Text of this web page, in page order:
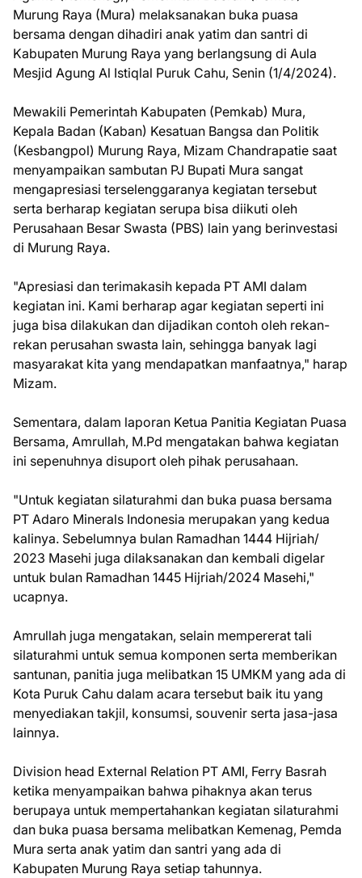
Murung Raya (Mura) melaksanakan buka puasa
bersama dengan dihadiri anak yatim dan santri di
Kabupaten Murung Raya yang berlangsung di Aula
Mesjid Agung Al Istiqlal Puruk Cahu, Senin (1/4/2024).
Mewakili Pemerintah Kabupaten (Pemkab) Mura,
Kepala Badan (Kaban) Kesatuan Bangsa dan Politik
(Kesbangpol) Murung Raya, Mizam Chandrapatie saat
menyampaikan sambutan PJ Bupati Mura sangat
mengapresiasi terselenggaranya kegiatan tersebut
serta berharap kegiatan serupa bisa diikuti oleh
Perusahaan Besar Swasta (PBS) lain yang berinvestasi
di Murung Raya.
"Apresiasi dan terimakasih kepada PT AMI dalam
kegiatan ini. Kami berharap agar kegiatan seperti ini
juga bisa dilakukan dan dijadikan contoh oleh rekan-
rekan perusahan swasta lain, sehingga banyak lagi
masyarakat kita yang mendapatkan manfaatnya," harap
Mizam.
Sementara, dalam laporan Ketua Panitia Kegiatan Puasa
Bersama, Amrullah, M.Pd mengatakan bahwa kegiatan
ini sepenuhnya disuport oleh pihak perusahaan.
"Untuk kegiatan silaturahmi dan buka puasa bersama
PT Adaro Minerals Indonesia merupakan yang kedua
kalinya. Sebelumnya bulan Ramadhan 1444 Hijriah/
2023 Masehi juga dilaksanakan dan kembali digelar
untuk bulan Ramadhan 1445 Hijriah/2024 Masehi,"
ucapnya.
Amrullah juga mengatakan, selain mempererat tali
silaturahmi untuk semua komponen serta memberikan
santunan, panitia juga melibatkan 15 UMKM yang ada di
Kota Puruk Cahu dalam acara tersebut baik itu yang
menyediakan takjil, konsumsi, souvenir serta jasa-jasa
lainnya.
Division head External Relation PT AMI, Ferry Basrah
ketika menyampaikan bahwa pihaknya akan terus
berupaya untuk mempertahankan kegiatan silaturahmi
dan buka puasa bersama melibatkan Kemenag, Pemda
Mura serta anak yatim dan santri yang ada di
Kabupaten Murung Raya setiap tahunnya.